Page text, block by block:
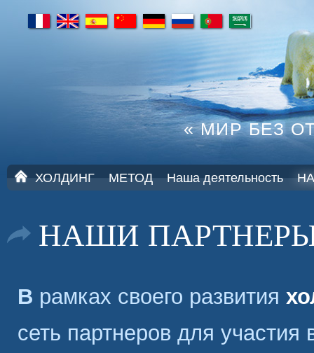
fr en es cn de ru pt ar
« МИР БЕЗ
Г
Н
А
ХОЛДИНГ МЕТОД Наша деятельность
НАШИ
В рамках своего развития
сеть партнеров для